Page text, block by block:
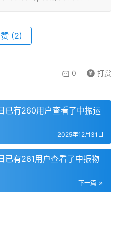
赞 (2)
0 打赏
已有260用户查看了中振运
2025年12月31日
已有261用户查看了中振物
下一篇